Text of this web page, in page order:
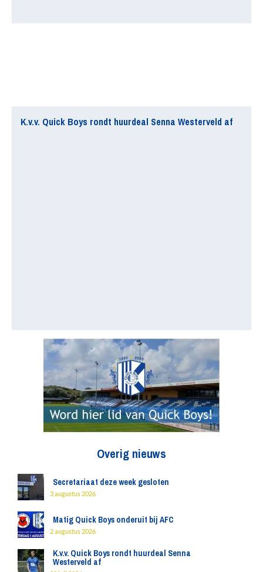
K.v.v. Quick Boys rondt huurdeal Senna Westerveld af
Overig nieuws
Secretariaat deze week gesloten
3 augustus 2026
Matig Quick Boys onderuit bij AFC
2 augustus 2026
K.v.v. Quick Boys rondt huurdeal Senna
Westerveld af